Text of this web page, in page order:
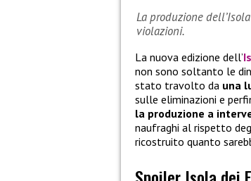
La produzione
violazioni.
La nuova edizione dell’
non sono soltanto le
stato travolto da una
sulle eliminazioni e
la produzione a
naufraghi al rispetto
ricostruito quanto